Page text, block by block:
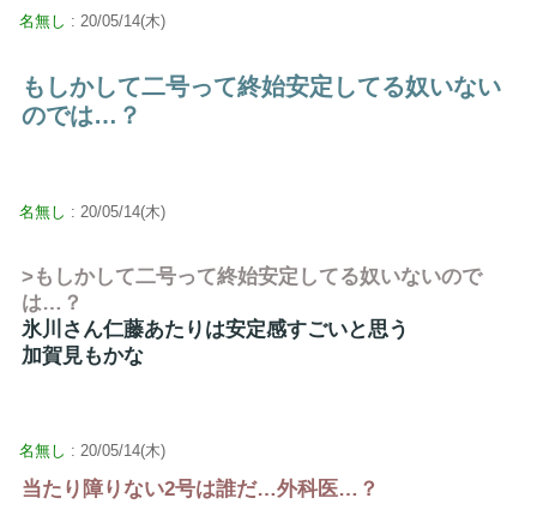
名無し : 20/05/14(木)
もしかして二号って終始安定してる奴いない
のでは…？
名無し : 20/05/14(木)
>もしかして二号って終始安定してる奴いないので
は…？
氷川さん仁藤あたりは安定感すごいと思う
加賀見もかな
名無し : 20/05/14(木)
当たり障りない2号は誰だ…外科医…？